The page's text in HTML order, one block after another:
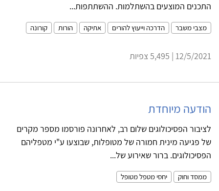
התכנים המוצעים בהשתלמות. ההשתתפות...
מצבי משבר הדרכה וייעוץ להורים אתיקה הורות קורונה
12/5/2021 | 5,495 צפיות
הודעה מיוחדת
לציבור הפסיכולוגים שלום רב, לאחרונה פורסמו מספר מקרים
של פגיעה מינית חמורה של מטופלות, שבוצעו ע"י מטפליהם
הפסיכולוגים. ברור שאירוע של...
ממסד וחוק יחסי מטפל מטופל